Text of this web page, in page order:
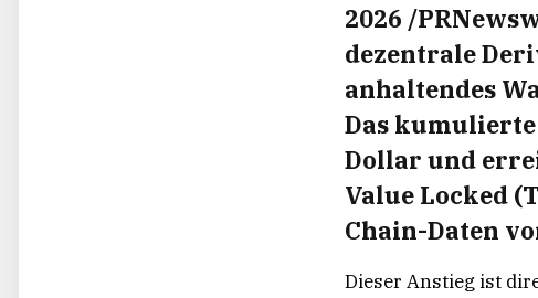
2026 /
dezentrale
anhaltendes
Das
Dollar und
Value Locked
Chain-Daten
Dieser Anstieg ist